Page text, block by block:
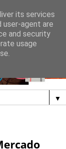
▼
its services
user-agent are
and security
usage